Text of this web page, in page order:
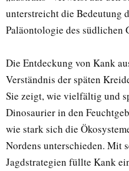
unterstreicht die Bedeutung
Paläontologie des südlichen
Die Entdeckung von Kank
Verständnis der späten
Sie zeigt, wie vielfältig und
Dinosaurier in den
wie stark sich die
Nordens unterschieden. Mit
Jagdstrategien füllte Kank